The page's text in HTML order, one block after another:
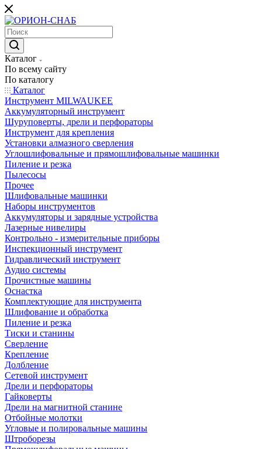
Каталог
По всему сайту
По каталогу
Каталог
Инструмент MILWAUKEE
Аккумуляторный инструмент
Шуруповерты, дрели и перфораторы
Инструмент для крепления
Установки алмазного сверления
Углошлифовальные и прямошлифовальные машинки
Пиление и резка
Пылесосы
Прочее
Шлифовальные машинки
Наборы инструментов
Аккумуляторы и зарядные устройства
Лазерные нивелиры
Контрольно - измерительные приборы
Инспекционный инструмент
Гидравлический инструмент
Аудио системы
Прочистные машины
Оснастка
Комплектующие для инструмента
Шлифование и обработка
Пиление и резка
Тиски и станины
Сверление
Крепление
Долбление
Сетевой инструмент
Дрели и перфораторы
Гайковерты
Дрели на магнитной станине
Отбойные молотки
Угловые и полировальные машины
Штроборезы